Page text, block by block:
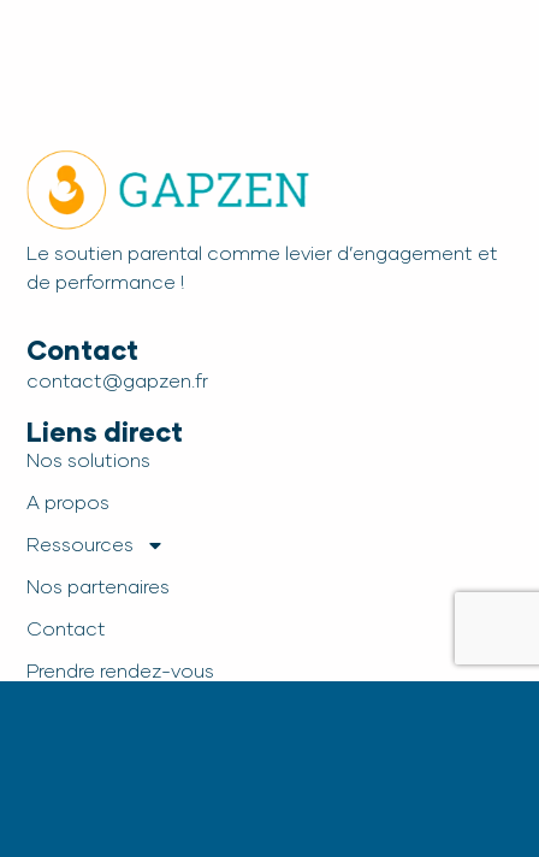
Le soutien parental comme levier d’engagement et
de performance !
Contact
contact@gapzen.fr
Liens direct
Nos solutions
A propos
Ressources
Nos partenaires
Contact
Prendre rendez-vous